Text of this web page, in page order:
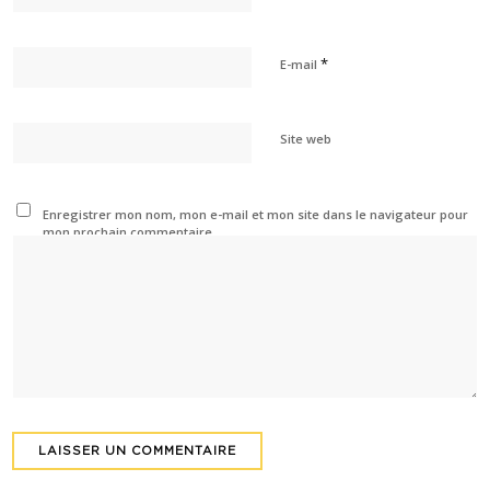
E-mail*
Site web
Enregistrer mon nom, mon e-mail et mon site dans le navigateur pour
mon prochain commentaire.